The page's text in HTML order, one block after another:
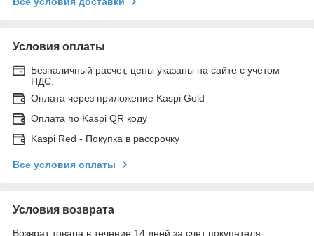
Условия оплаты
Безналичный расчет, цены указаны на сайте с учетом
НДС.
Оплата через приложение Kaspi Gold
Оплата по Kaspi QR коду
Kaspi Red - Покупка в рассрочку
Все условия оплаты
Условия возврата
Возврат товара в течение 14 дней за счет покупателя